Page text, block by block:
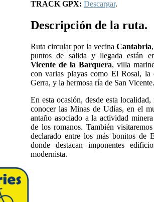
TRACK GPX: Descargar.
Descripción de la ruta.
Ruta circular por la vecina Cantabria
puntos de salida y llegada están
Vicente de la Barquera, villa
con varias playas como El Rosal,
Gerra, y la hermosa ría de San Vicente.
En esta ocasión, desde esta localidad,
conocer las Minas de Udías, en el
antaño asociado a la actividad
de los romanos. También
declarado entre los más bonitos de
donde destacan imponentes
modernista.